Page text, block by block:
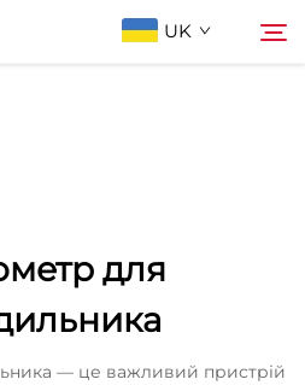
UK
для
— це важливий пристрій